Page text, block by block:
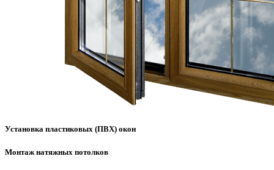
Установка пластиковых (ПВХ) окон
Монтаж натяжных потолков